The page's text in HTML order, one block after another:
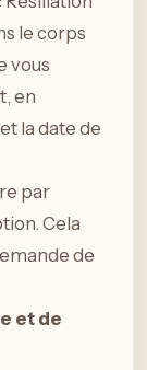
le corps
vous
en
la date de
par
Cela
de
et de